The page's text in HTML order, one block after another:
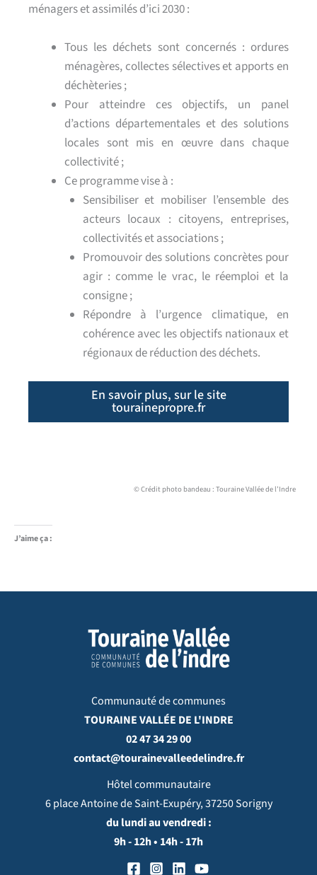
ménagers et assimilés d’ici 2030 :
Tous les déchets sont concernés : ordures
ménagères, collectes sélectives et apports en
déchèteries ;
Pour atteindre ces objectifs, un panel
d’actions départementales et des solutions
locales sont mis en œuvre dans chaque
collectivité ;
Ce programme vise à :
Sensibiliser et mobiliser l’ensemble des
acteurs locaux : citoyens, entreprises,
collectivités et associations ;
Promouvoir des solutions concrètes pour
agir : comme le vrac, le réemploi et la
consigne ;
Répondre à l’urgence climatique, en
cohérence avec les objectifs nationaux et
régionaux de réduction des déchets.
En savoir plus, sur le site
tourainepropre.fr
© Crédit photo bandeau : Touraine Vallée de l’Indre
J’aime ça :
Communauté de communes
TOURAINE VALLÉE DE L'INDRE
02 47 34 29 00
contact@tourainevalleedelindre.fr
Hôtel communautaire
6 place Antoine de Saint-Exupéry, 37250 Sorigny
du lundi au vendredi :
9h - 12h • 14h - 17h